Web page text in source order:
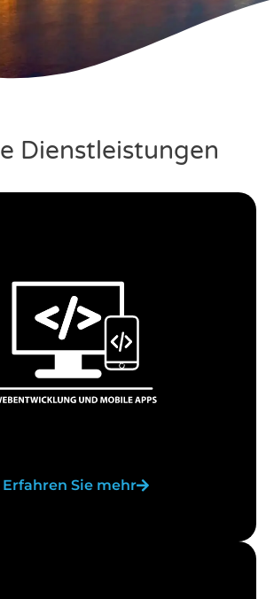
Dienstleistungen
Erfahren Sie mehr